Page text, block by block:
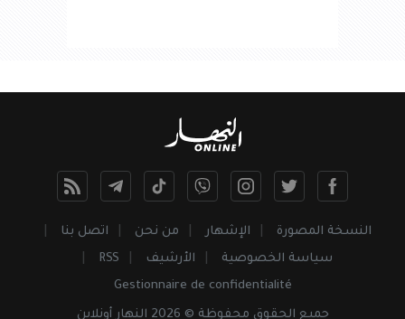
النسخة المصورة الإشهار من نحن
اتصل بنا
سياسة الخصوصية
الأرشيف
RSS
Gestionnaire de confidentialité
جميع الحقوق محفوظة © 2026 النهار أونلاين